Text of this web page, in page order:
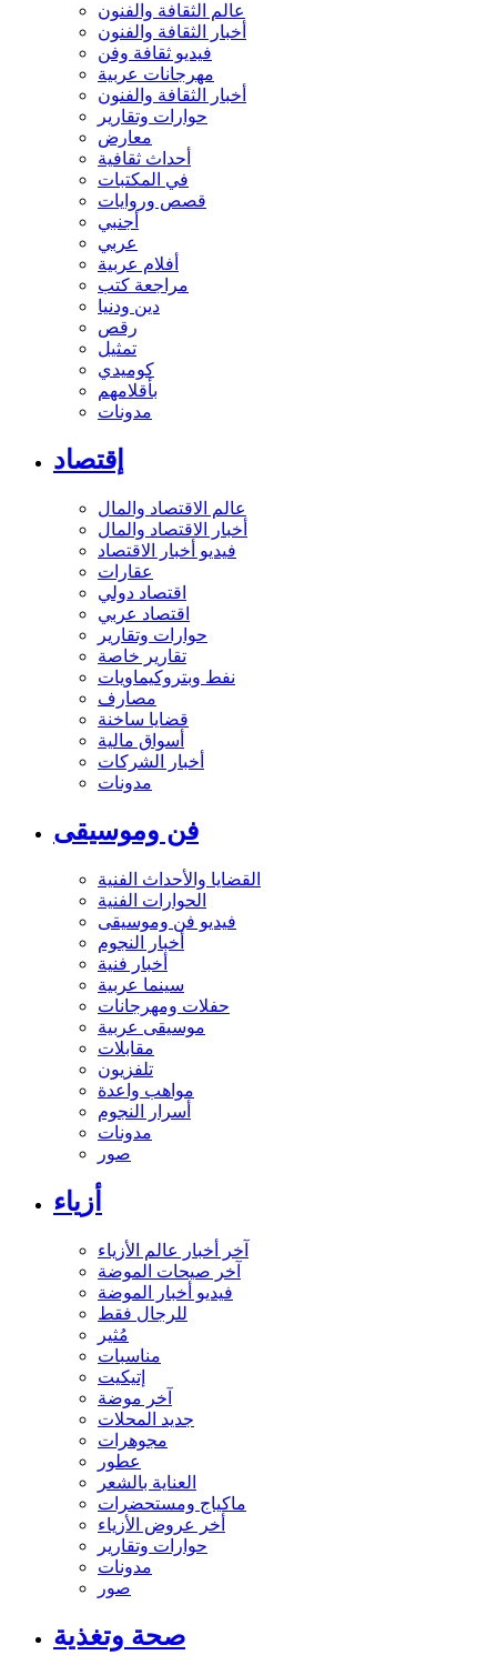
عالم الثقافة والفنون
أخبار الثقافة والفنون
فيديو ثقافة وفن
مهرجانات عربية
أخبار الثقافة والفنون
حوارات وتقارير
معارض
أحداث ثقافية
في المكتبات
قصص وروايات
أجنبي
عربي
أفلام عربية
مراجعة كتب
دين ودنيا
رقص
تمثيل
كوميدي
بأقلامهم
مدونات
إقتصاد
عالم الاقتصاد والمال
أخبار الاقتصاد والمال
فيديو أخبار الاقتصاد
عقارات
اقتصاد دولي
اقتصاد عربي
حوارات وتقارير
تقارير خاصة
نفط وبتروكيماويات
مصارف
قضايا ساخنة
أسواق مالية
أخبار الشركات
مدونات
فن وموسيقى
القضايا والأحداث الفنية
الحوارات الفنية
فيديو فن وموسيقى
أخبار النجوم
أخبار فنية
سينما عربية
حفلات ومهرجانات
موسيقى عربية
مقابلات
تلفزيون
مواهب واعدة
أسرار النجوم
مدونات
صور
أزياء
آخر أخبار عالم الأزياء
آخر صيحات الموضة
فيديو أخبار الموضة
للرجال فقط
مُثير
مناسبات
إتيكيت
آخر موضة
جديد المحلات
مجوهرات
عطور
العناية بالشعر
ماكياج ومستحضرات
أخر عروض الأزياء
حوارات وتقارير
مدونات
صور
صحة وتغذية